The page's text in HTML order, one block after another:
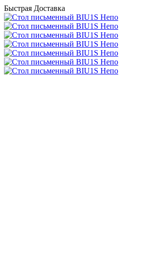
Быстрая Доставка